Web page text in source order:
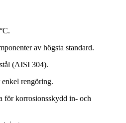
av högsta standard.
(AISI 304).
rengöring.
för korrosionsskydd in- och